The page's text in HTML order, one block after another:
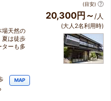
場天然の
夏は徒歩
ーも多
MAP
(目安)
20,300円～ /人
(大人2名利用時)